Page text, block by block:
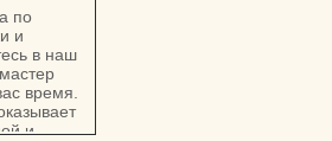
и на
по
и
в наш
время.
и